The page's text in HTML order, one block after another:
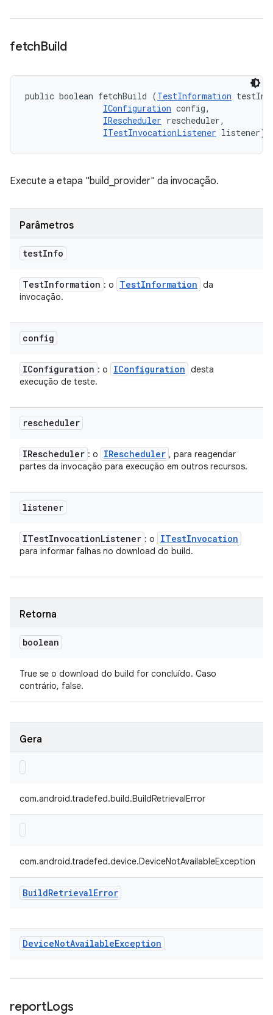
fetchBuild
public boolean fetchBuild (TestInformation
IConfiguration config,
IRescheduler rescheduler,
ITestInvocationListener listener)
Execute a etapa "build_provider" da invocação.
Parâmetros
testInfo
TestInformation : o TestInformation da
invocação.
config
IConfiguration : o IConfiguration desta
execução de teste.
rescheduler
IRescheduler : o IRescheduler , para reagendar
partes da invocação para execução em outros recursos.
listener
ITestInvocationListener : o ITestInvocation
para informar falhas no download do build.
Retorna
boolean
True se o download do build for concluído. Caso
contrário, false.
Gera
com.android.tradefed.build.BuildRetrievalError
com.android.tradefed.device.DeviceNotAvailableException
BuildRetrievalError
DeviceNotAvailableException
reportLogs